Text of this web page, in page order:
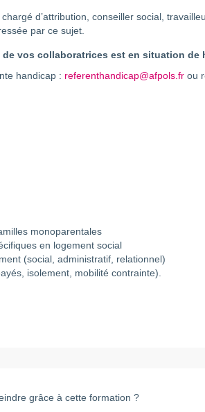
d’attribution, conseiller social,
par ce sujet.
vos collaboratrices est en situation de
handicap : referenthandicap@afpols.fr ou
monoparentales
en logement social
(social, administratif, relationnel)
isolement, mobilité contrainte).
grâce à cette formation ?